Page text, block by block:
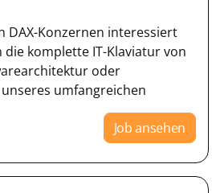
DAX-Konzernen interessiert
komplette IT-Klaviatur von
oder
umfangreichen
Job ansehen